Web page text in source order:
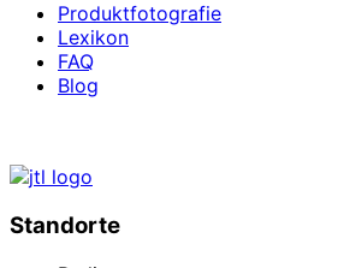
Produktfotografie
Lexikon
FAQ
Blog
Standorte